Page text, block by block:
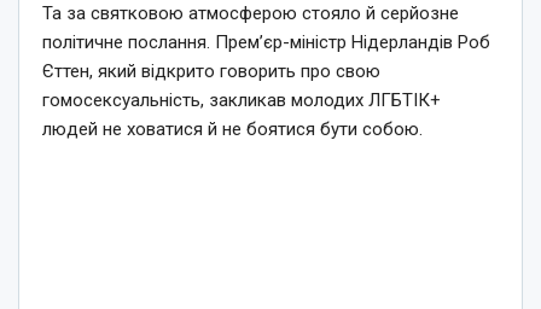
Та за святковою атмосферою стояло й серйозне
політичне послання. Прем’єр-міністр Нідерландів Роб
Єттен, який відкрито говорить про свою
гомосексуальність, закликав молодих ЛГБТІК+
людей не ховатися й не боятися бути собою.